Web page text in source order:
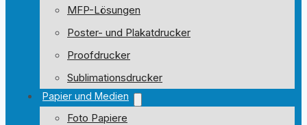
MFP-Lösungen
Poster- und Plakatdrucker
Proofdrucker
Sublimationsdrucker
Papier und Medien
Foto Papiere